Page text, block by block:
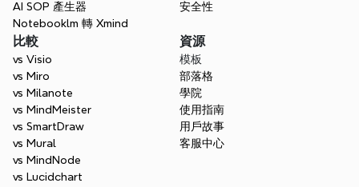
AI SOP 產生器
Notebooklm 轉 Xmind
安全性
比較
vs Visio
vs Miro
vs Milanote
vs MindMeister
vs SmartDraw
vs Mural
vs MindNode
vs Lucidchart
資源
模板
部落格
學院
使用指南
用戶故事
客服中心